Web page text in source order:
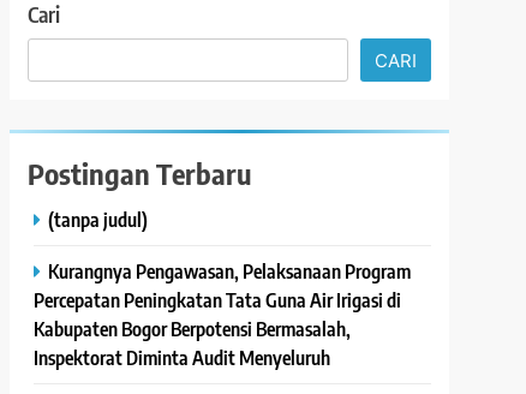
Cari
CARI
Postingan Terbaru
(tanpa judul)
Kurangnya Pengawasan, Pelaksanaan Program
Percepatan Peningkatan Tata Guna Air Irigasi di
Kabupaten Bogor Berpotensi Bermasalah,
Inspektorat Diminta Audit Menyeluruh